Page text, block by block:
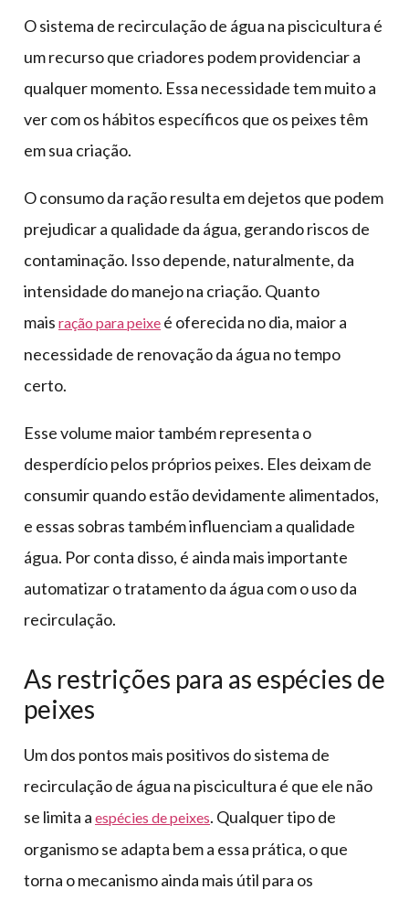
O sistema de recirculação de água na piscicultura é
um recurso que criadores podem providenciar a
qualquer momento. Essa necessidade tem muito a
ver com os hábitos específicos que os peixes têm
em sua criação.
O consumo da ração resulta em dejetos que podem
prejudicar a qualidade da água, gerando riscos de
contaminação. Isso depende, naturalmente, da
intensidade do manejo na criação. Quanto
mais ração para peixe é oferecida no dia, maior a
necessidade de renovação da água no tempo
certo.
Esse volume maior também representa o
desperdício pelos próprios peixes. Eles deixam de
consumir quando estão devidamente alimentados,
e essas sobras também influenciam a qualidade
água. Por conta disso, é ainda mais importante
automatizar o tratamento da água com o uso da
recirculação.
As restrições para as espécies de
peixes
Um dos pontos mais positivos do sistema de
recirculação de água na piscicultura é que ele não
se limita a espécies de peixes. Qualquer tipo de
organismo se adapta bem a essa prática, o que
torna o mecanismo ainda mais útil para os